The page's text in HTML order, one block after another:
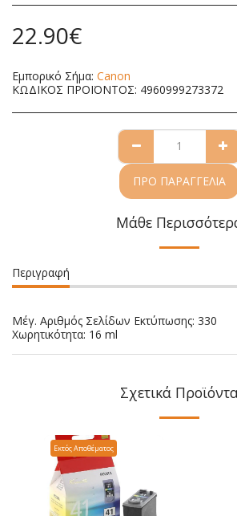
22.90€
Εμπορικό Σήμα: Canon
ΚΩΔΙΚΟΣ ΠΡΟΪΟΝΤΟΣ: 4960999273372
ΠΡΟ ΠΑΡΑΓΓΕΛΊΑ
Μάθε
Περιγραφή
Μέγ. Αριθμός Σελίδων Εκτύπωσης: 330
Χωρητικότητα: 16 ml
Σχετικά
Εκτός Αποθέματος